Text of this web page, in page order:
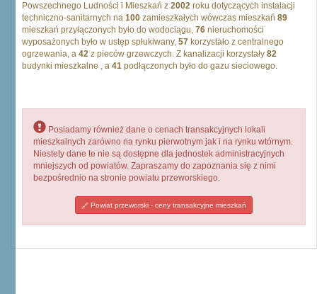
Powszechnego Ludności i Mieszkań z 2002 roku dotyczących instalacji
techniczno-sanitarnych na 100 zamieszkałych wówczas mieszkań 89
mieszkań przyłączonych było do wodociągu, 76 nieruchomości
wyposażonych było w ustęp spłukiwany, 57 korzystało z centralnego
ogrzewania, a 42 z pieców grzewczych. Z kanalizacji korzystały 82
budynki mieszkalne , a 41 podłączonych było do gazu sieciowego.
Posiadamy również dane o cenach transakcyjnych lokali
mieszkalnych zarówno na rynku pierwotnym jak i na rynku wtórnym.
Niestety dane te nie są dostępne dla jednostek administracyjnych
mniejszych od powiatów. Zapraszamy do zapoznania się z nimi
bezpośrednio na stronie powiatu przeworskiego.
Powiat przeworski - ceny transakcyjne mieszkań